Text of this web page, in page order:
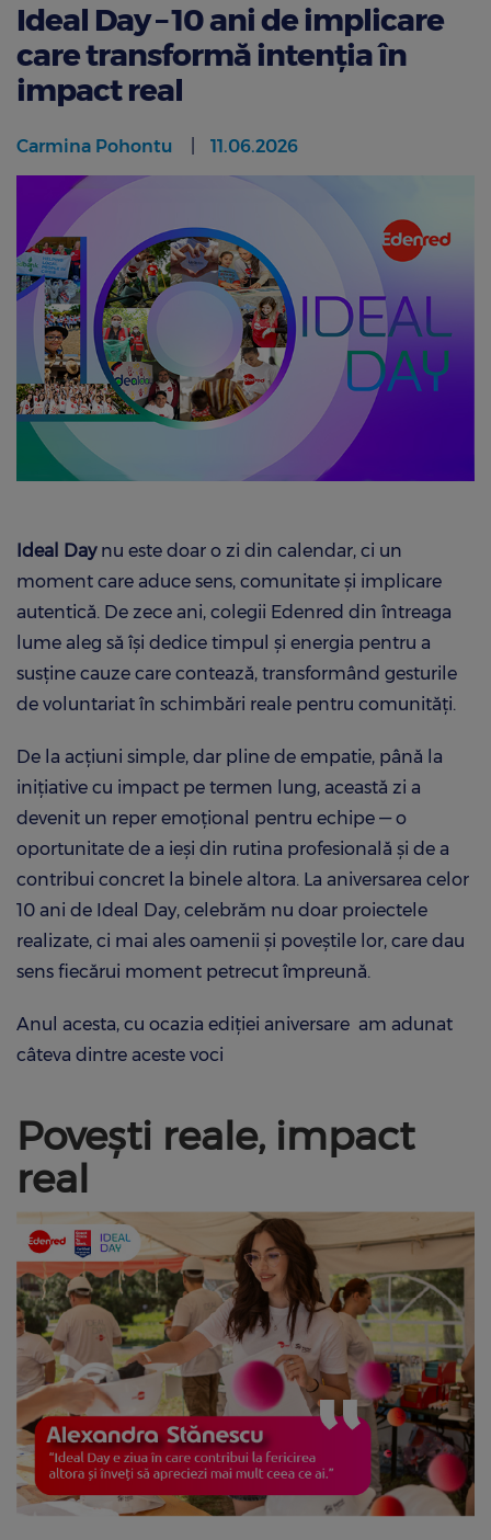
Ideal Day – 10 ani de implicare
care transformă intenția în
impact real
Carmina Pohontu 11.06.2026
Ideal Daynu este doar o zi din calendar, ci un
moment care aduce sens, comunitate și implicare
autentică. De zece ani, colegii Edenred din întreaga
lume aleg să își dedice timpul și energia pentru a
susține cauze care contează, transformând gesturile
de voluntariat în schimbări reale pentru comunități.
De la acțiuni simple, dar pline de empatie, până la
inițiative cu impact pe termen lung, această zi a
devenit un reper emoțional pentru echipe — o
oportunitate de a ieși din rutina profesională și de a
contribui concret la binele altora. La aniversarea celor
10 ani de Ideal Day, celebrăm nu doar proiectele
realizate, ci mai ales oamenii și poveștile lor, care dau
sens fiecărui moment petrecut împreună.
Anul acesta, cu ocazia ediției aniversare am adunat
câteva dintre aceste voci
Povești reale, impact
real